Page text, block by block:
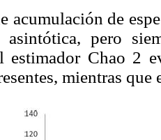
acumulación de
asintótica, pero
estimador Chao 2
mientras